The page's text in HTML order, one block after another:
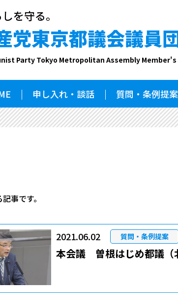
を守る。
党東京都議会議員
Party Tokyo Metropolitan Assembly Member's
申し入れ・談話 質問・条例提案
事です。
2021.06.02 質問・条例提案
本会議 曽根はじめ都議（